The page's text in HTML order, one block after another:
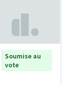
Soumise au
vote